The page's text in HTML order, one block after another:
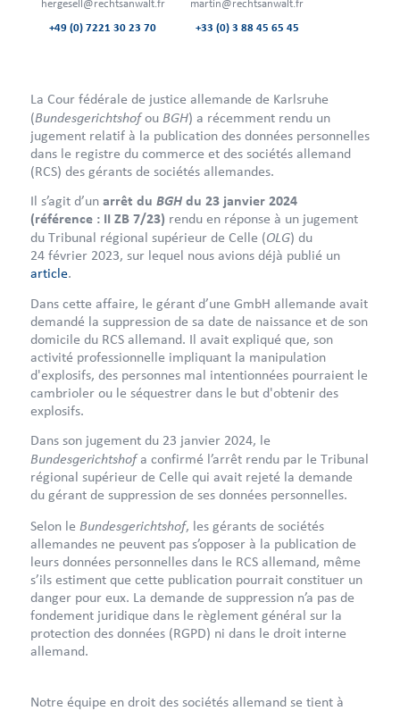
hergesell@rechtsanwalt.fr
+49 (0) 7221 30 23 70
martin@rechtsanwalt.fr
+33 (0) 3 88 45 65 45
La Cour fédérale de justice allemande de Karlsruhe
(Bundesgerichtshofou BGH) a récemment rendu un
jugement relatif à la publication des données personnelles
dans le registre du commerce et des sociétés allemand
(RCS) des gérants de sociétés allemandes.
Il s’agit d’un arrêt du BGHdu 23 janvier 2024
(référence : II ZB 7/23) rendu en réponse à un jugement
du Tribunal régional supérieur de Celle (OLG) du
24 février 2023, sur lequel nous avions déjà publié un
article.
Dans cette affaire, le gérant d’une GmbH allemande avait
demandé la suppression de sa date de naissance et de son
domicile du RCS allemand. Il avait expliqué que, son
activité professionnelle impliquant la manipulation
d'explosifs, des personnes mal intentionnées pourraient le
cambrioler ou le séquestrer dans le but d'obtenir des
explosifs.
Dans son jugement du 23 janvier 2024, le
Bundesgerichtshofa confirmé l’arrêt rendu par le Tribunal
régional supérieur de Celle qui avait rejeté la demande
du gérant de suppression de ses données personnelles.
Selon le Bundesgerichtshof, les gérants de sociétés
allemandes ne peuvent pas s’opposer à la publication de
leurs données personnelles dans le RCS allemand, même
s’ils estiment que cette publication pourrait constituer un
danger pour eux. La demande de suppression n’a pas de
fondement juridique dans le règlement général sur la
protection des données (RGPD) ni dans le droit interne
allemand.
Notre équipe en droit des sociétés allemand se tient à